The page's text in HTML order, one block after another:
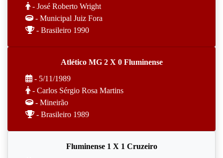
- José Roberto Wright
- Municipal Juiz Fora
- Brasileiro 1990
Atlético MG 2 X 0 Fluminense
- 5/11/1989
- Carlos Sérgio Rosa Martins
- Mineirão
- Brasileiro 1989
Fluminense 1 X 1 Cruzeiro